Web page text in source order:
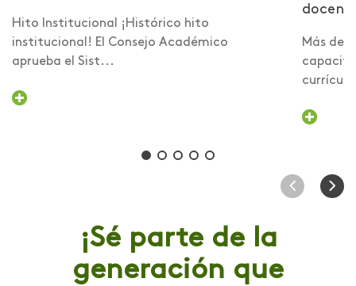
Hito Institucional ¡Histórico hito
institucional! El Consejo Académico
aprueba el Sist...
Más de
¡Sé parte de la
generación que